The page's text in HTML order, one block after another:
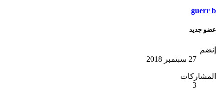
guerr b
عضو جديد
إنضم
27 سبتمبر 2018
المشاركات
3